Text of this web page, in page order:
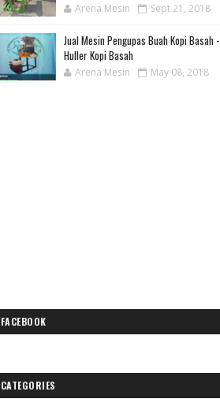
Arena Mesin Sept 21, 2018
Jual Mesin Pengupas Buah Kopi Basah -
Huller Kopi Basah
Arena Mesin May 08, 2018
FACEBOOK
CATEGORIES